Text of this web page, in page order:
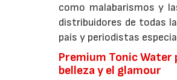
como malabarismos y
distribuidores de todas
país y periodistas
Premium Tonic Water
belleza y el glamour